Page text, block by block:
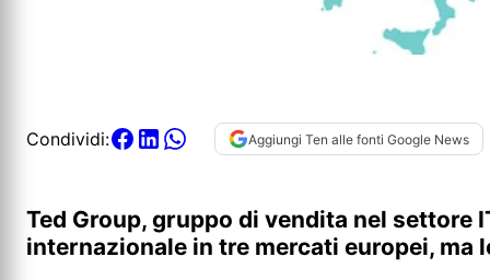
Condividi: Aggiungi Ten alle fonti Google News
Ted Group, gruppo di vendita nel settore
internazionale in tre mercati europei, ma